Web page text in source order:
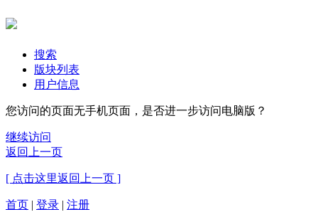
搜索
版块列表
用户信息
您访问的页面无手机页面，是否进一步访问电脑版？
继续访问
返回上一页
[ 点击这里返回上一页 ]
首页 | 登录 | 注册